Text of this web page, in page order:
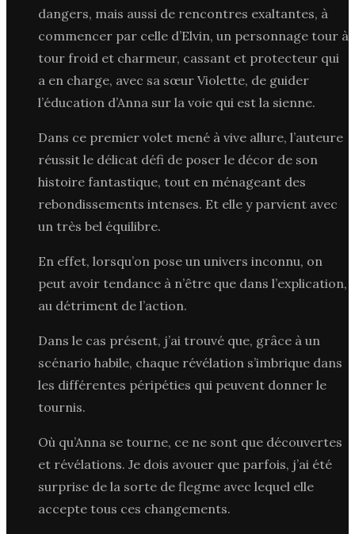
dangers, mais aussi de rencontres exaltantes, à
commencer par celle d’Elvin, un personnage tour à
tour froid et charmeur, cassant et protecteur qui
a en charge, avec sa sœur Violette, de guider
l’éducation d’Anna sur la voie qui est la sienne.
Dans ce premier volet mené à vive allure, l’auteure
réussit le délicat défi de poser le décor de son
histoire fantastique, tout en ménageant des
rebondissements intenses. Et elle y parvient avec
un très bel équilibre.
En effet, lorsqu’on pose un univers inconnu, on
peut avoir tendance à n’être que dans l’explication,
au détriment de l’action.
Dans le cas présent, j’ai trouvé que, grâce à un
scénario habile, chaque révélation s’imbrique dans
les différentes péripéties qui peuvent donner le
tournis.
Où qu’Anna se tourne, ce ne sont que découvertes
et révélations. Je dois avouer que parfois, j’ai été
surprise de la sorte de flegme avec lequel elle
accepte tous ces changements.